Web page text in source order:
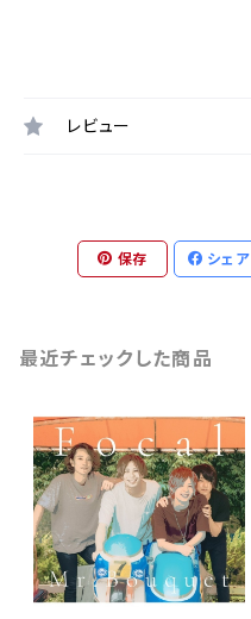
レビュー
保存 シェア
最近チェックした商品